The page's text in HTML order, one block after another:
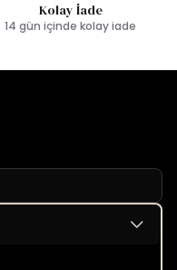
Kolay İade
14 gün içinde kolay iade